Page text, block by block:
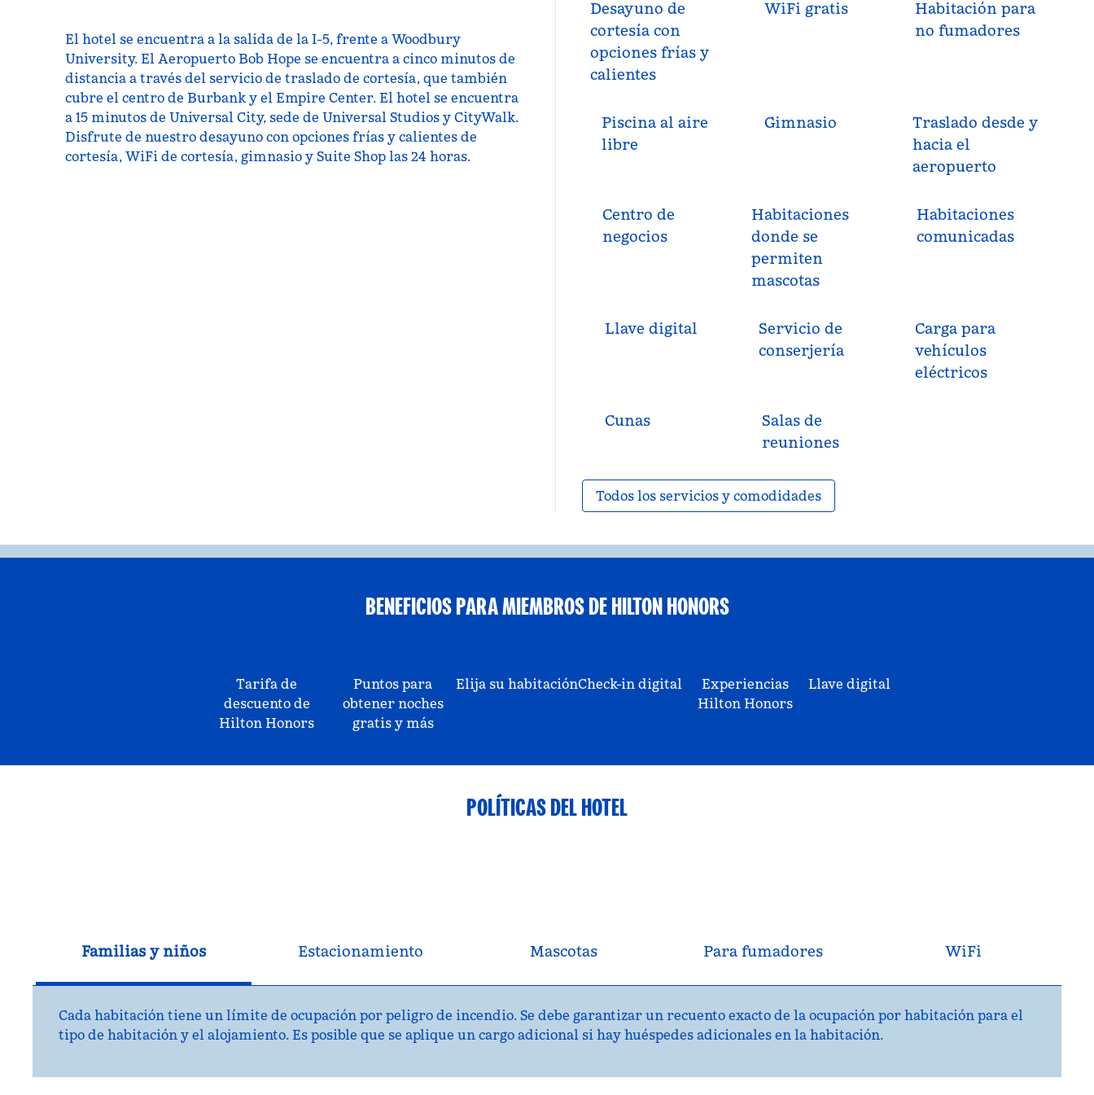
El hotel se encuentra a la salida de la I-5, frente a Woodbury
University. El Aeropuerto Bob Hope se encuentra a cinco minutos de
distancia a través del servicio de traslado de cortesía, que también
cubre el centro de Burbank y el Empire Center. El hotel se encuentra
a 15 minutos de Universal City, sede de Universal Studios y CityWalk.
Disfrute de nuestro desayuno con opciones frías y calientes de
cortesía, WiFi de cortesía, gimnasio y Suite Shop las 24 horas.
Desayuno de
cortesía con
opciones frías y
calientes
WiFi gratis
Habitación para
no fumadores
Piscina al aire
libre
Gimnasio
Traslado desde y
hacia el
aeropuerto
Centro de
negocios
Habitaciones
donde se
permiten
mascotas
Habitaciones
comunicadas
Llave digital
Servicio de
conserjería
Carga para
vehículos
eléctricos
Cunas
Salas de
reuniones
Todos los servicios y comodidades
BENEFICIOS PARA MIEMBROS DE HILTON HONORS
Tarifa de
descuento de
Hilton Honors
Puntos para
obtener noches
gratis y más
Elija su habitaciónCheck-in digital
Experiencias
Hilton Honors
Llave digital
POLÍTICAS DEL HOTEL
Familias y niños Estacionamiento Mascotas Para fumadores WiFi
Cada habitación tiene un límite de ocupación por peligro de incendio. Se debe garantizar un recuento exacto de la ocupación por habitación para el
tipo de habitación y el alojamiento. Es posible que se aplique un cargo adicional si hay huéspedes adicionales en la habitación.